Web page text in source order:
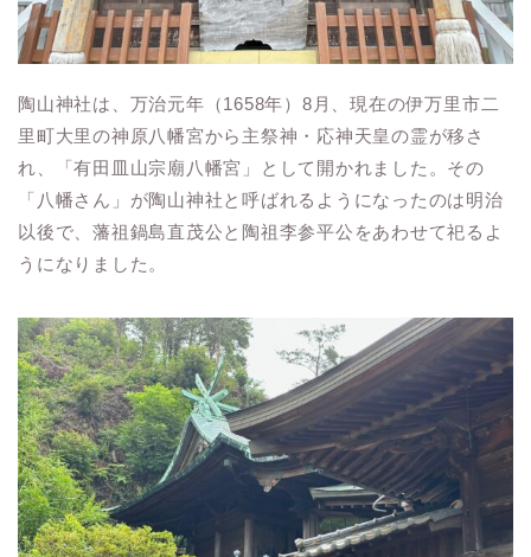
陶山神社は、万治元年（1658年）8月、現在の伊万里市二
里町大里の神原八幡宮から主祭神・応神天皇の霊が移さ
れ、「有田皿山宗廟八幡宮」として開かれました。その
「八幡さん」が陶山神社と呼ばれるようになったのは明治
以後で、藩祖鍋島直茂公と陶祖李参平公をあわせて祀るよ
うになりました。